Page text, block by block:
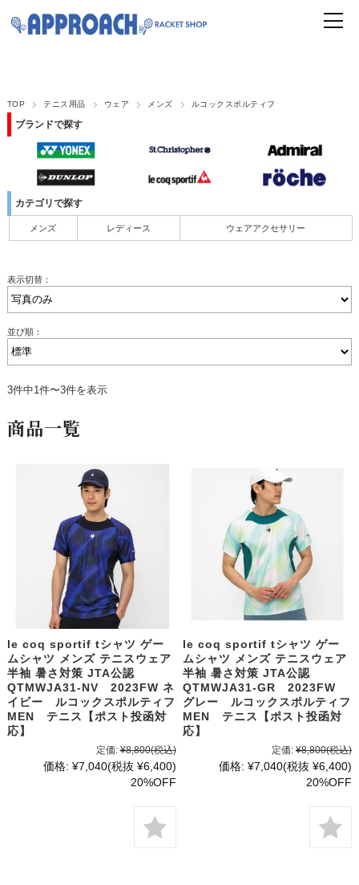
TOP テニス用品 ウェア メンズ ルコックスポルティフ
ブランドで探す
カテゴリで探す
メンズ レディース ウェアアクセサリー
表示切替：
並び順：
3件中1件〜3件を表示
商品一覧
le coq sportif tシャツ ゲー
ムシャツ メンズ テニスウェア
半袖 暑さ対策 JTA公認
QTMWJA31-NV 2023FW ネ
イビー ルコックスポルティフ
MEN テニス【ポスト投函対
応】
定価: ¥8,800(税込)
価格: ¥7,040(税抜 ¥6,400)
20%OFF
le coq sportif tシャツ ゲー
ムシャツ メンズ テニスウェア
半袖 暑さ対策 JTA公認
QTMWJA31-GR 2023FW
グレー ルコックスポルティフ
MEN テニス【ポスト投函対
応】
定価: ¥8,800(税込)
価格: ¥7,040(税抜 ¥6,400)
20%OFF